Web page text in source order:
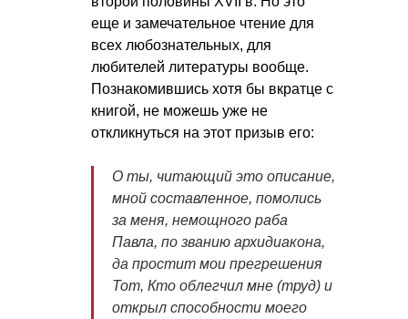
еще и замечательное чтение для
всех любознательных, для
любителей литературы вообще.
Познакомившись хотя бы вкратце с
книгой, не можешь уже не
откликнуться на этот призыв его:
О ты, читающий это описание,
мной составленное, помолись
за меня, немощного раба
Павла, по званию архидиакона,
да простит мои прегрешения
Тот, Кто облегчил мне (труд) и
открыл способности моего